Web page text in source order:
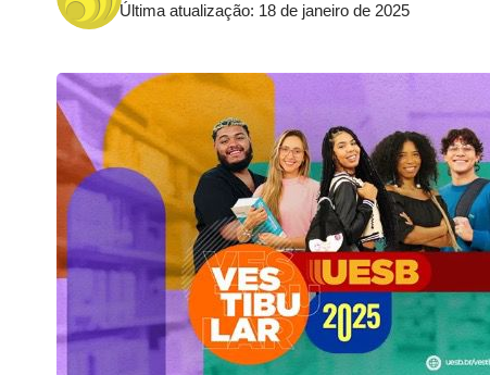
Última atualização: 18 de janeiro de 2025